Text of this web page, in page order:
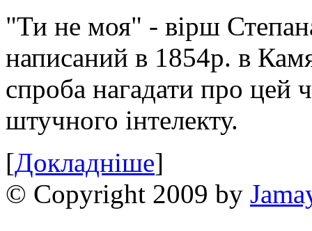
"Ти не моя" - вірш
написаний в 1854р. в
спроба нагадати про цей
штучного інтелекту.
[Докладніше]
© Copyright 2009 by